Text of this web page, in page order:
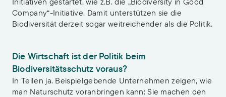
Company“-Initiative. Damit unterstützen sie die
Biodiversität derzeit sogar weitreichender als die Politik.
Die Wirtschaft ist der Politik beim
Biodiversitätsschutz voraus?
In Teilen ja. Beispielgebende Unternehmen zeigen, wie
man Naturschutz voranbringen kann: Sie machen den